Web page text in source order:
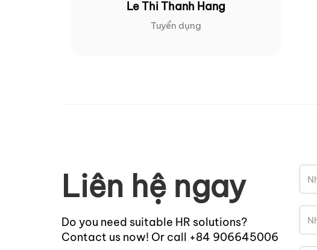
Le Thi Thanh Hang
Tuyển dụng
Liên hệ ngay
Do you need suitable HR solutions?
Contact us now! Or call +84 906645006